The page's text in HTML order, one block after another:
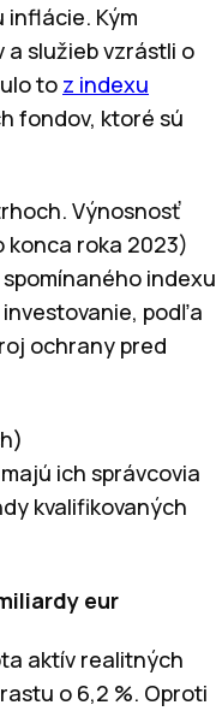
Kým
a služieb vzrástli o
to z indexu
fondov, ktoré sú
Výnosnosť
konca roka 2023)
indexu
podľa
ochrany pred
ich správcovia
kvalifikovaných
eur
aktív realitných
o 6,2 %. Oproti